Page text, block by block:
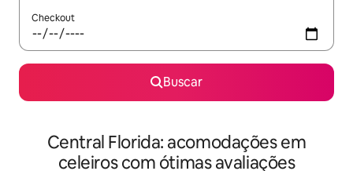
Checkout
Buscar
Central Florida: acomodações em
celeiros com ótimas avaliações